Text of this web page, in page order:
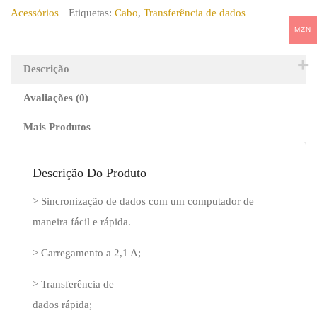
Acessórios
Etiquetas: Cabo, Transferência de dados
Descrição
Avaliações (0)
Mais Produtos
Descrição Do Produto
> Sincronização de dados com um computador de
maneira fácil e rápida.
> Carregamento a 2,1 A;
> Transferência de
dados rápida;
MZN